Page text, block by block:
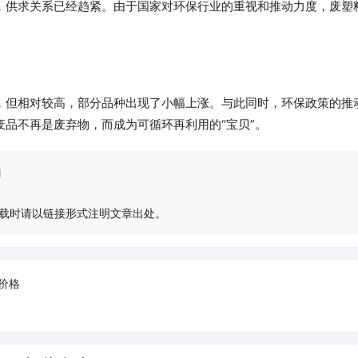
求关系已经趋紧。由于国家对环保行业的重视和推动力度，废塑
相对较高，部分品种出现了小幅上涨。与此同时，环保政策的推
不再是废弃物，而成为可循环再利用的“宝贝”。
请以链接形式注明文章出处。
格